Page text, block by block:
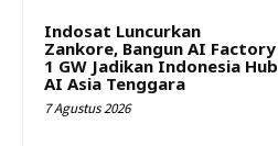
Indosat Luncurkan
Zankore, Bangun AI Factory
1 GW Jadikan Indonesia Hub
AI Asia Tenggara
7 Agustus 2026